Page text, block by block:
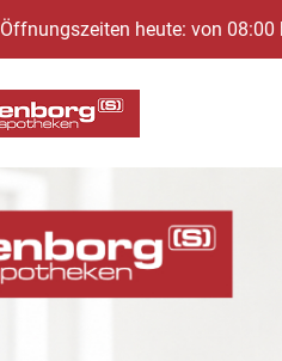
Öffnungszeiten heute: von 08:00